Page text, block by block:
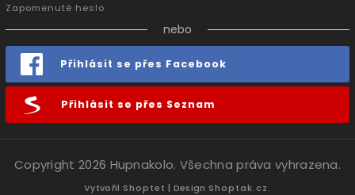
Zapomenuté heslo
nebo
Přihlásit se přes Facebook
Přihlásit se přes Seznam
Copyright 2026 Hupnakolo. Všechna práva vyhrazena.
Vytvořil Shoptet | Design Shoptak.cz.